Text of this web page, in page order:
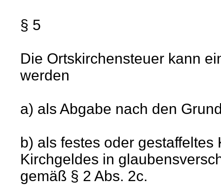
§ 5
Die Ortskirchensteuer kann
werden
a) als Abgabe nach den
b) als festes oder
Kirchgeldes in
gemäß § 2 Abs. 2c.